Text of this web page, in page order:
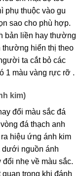
phụ thuộc vào gu
sao cho phù hợp.
bản liền hay thường
thường hiển thị theo
ta cắt bỏ các
1 màu vàng rực rỡ .
kim)
đổi màu sắc đá
đá thạch anh
hiệu ứng ánh kim
dưới nguồn ánh
nhẹ về màu sắc.
trọng khi đánh